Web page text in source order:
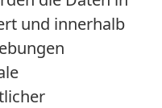
und innerhalb